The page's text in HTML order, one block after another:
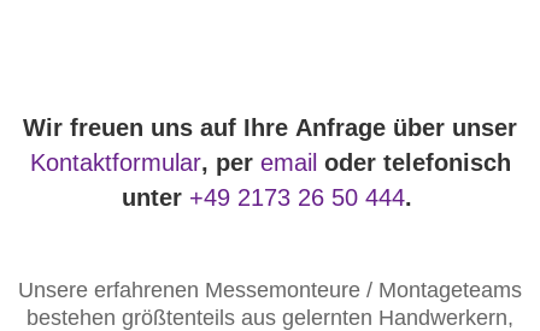
Wir freuen uns auf Ihre Anfrage über unser
Kontaktformular, per emailoder telefonisch
unter +49 2173 26 50 444.
Unsere erfahrenen Messemonteure / Montageteams
bestehen größtenteils aus gelernten Handwerkern,